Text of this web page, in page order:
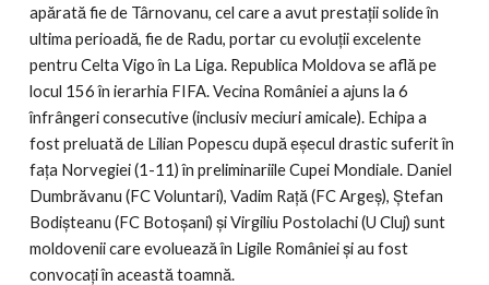
apărată fie de Târnovanu, cel care a avut prestații solide în
ultima perioadă, fie de Radu, portar cu evoluții excelente
pentru Celta Vigo în La Liga. Republica Moldova se află pe
locul 156 în ierarhia FIFA. Vecina României a ajuns la 6
înfrângeri consecutive (inclusiv meciuri amicale). Echipa a
fost preluată de Lilian Popescu după eșecul drastic suferit în
fața Norvegiei (1-11) în preliminariile Cupei Mondiale. Daniel
Dumbrăvanu (FC Voluntari), Vadim Rață (FC Argeș), Ștefan
Bodișteanu (FC Botoșani) și Virgiliu Postolachi (U Cluj) sunt
moldovenii care evoluează în Ligile României și au fost
convocați în această toamnă.